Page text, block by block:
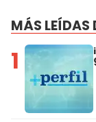
MÁS LEÍDAS
1